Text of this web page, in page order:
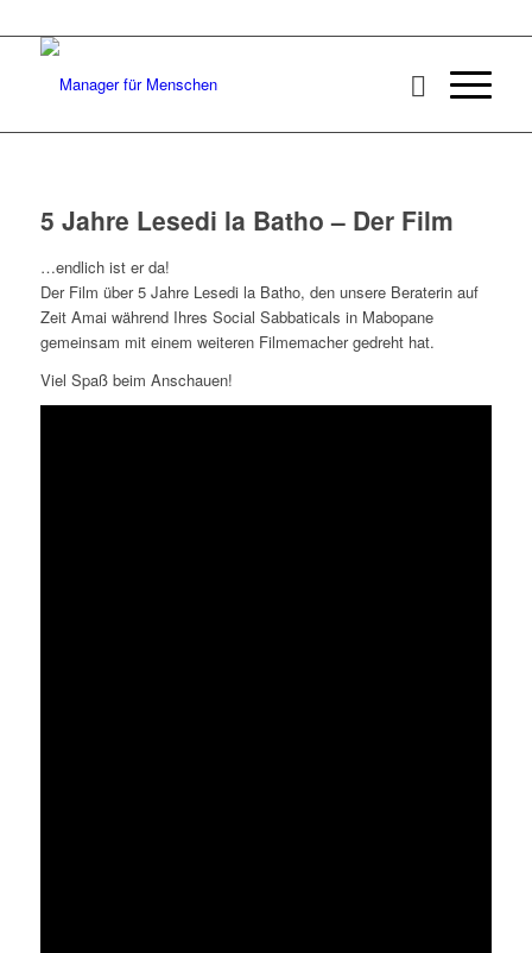
5 Jahre Lesedi la Batho – Der Film
…endlich ist er da!
Der Film über 5 Jahre Lesedi la Batho, den unsere Beraterin auf
Zeit Amai während Ihres Social Sabbaticals in Mabopane
gemeinsam mit einem weiteren Filmemacher gedreht hat.
Viel Spaß beim Anschauen!